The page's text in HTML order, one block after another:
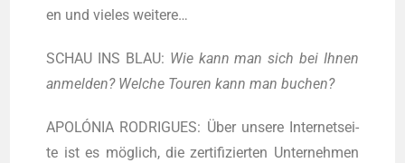
en und vie­les weitere…
SCHAU INS BLAU: Wie kann man sich bei Ihnen
anmel­den? Wel­che Tou­ren kann man buchen?
APOLÓNIA RODRIGUES: Über unse­re Inter­net­sei­
te ist es mög­lich, die zer­ti­fi­zier­ten Unter­neh­men